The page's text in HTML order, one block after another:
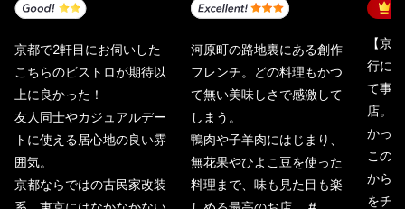
京都で2軒目にお伺いした
こちらのビストロが期待以
上に良かった！
友人同士やカジュアルデー
トに使える居心地の良い雰
囲気。
京都ならではの古民家改装
河原町の路地裏にある創作
フレンチ。どの料理もかつ
て無い美味しさで感激して
しまう。
鴨肉や子羊肉にはじまり、
無花果やひよこ豆を使った
料理まで、味も見た目も楽
【京
行に
て事
店。
かっ
この
から
をチ